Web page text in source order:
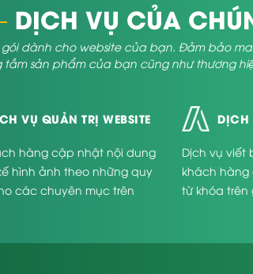
DỊCH VỤ CỦA
dành cho website của bạn. Đảm bảo
tầm sản phẩm của bạn cũng như thương
VỤ QUẢN TRỊ WEBSITE
hàng cập nhật nội dung
hình ảnh theo những quy
các chuyên mục trên
DỊCH
Dịch vụ viết
khách hàng
từ khóa trên